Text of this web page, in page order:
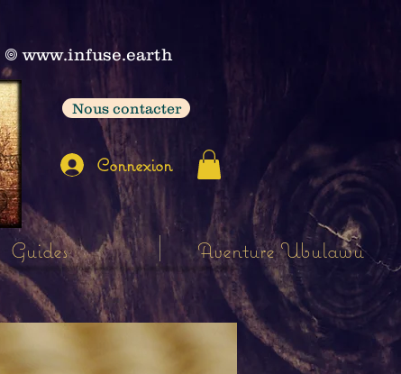
𖣠 www.infuse.earth
Nous contacter
Connexion
Guides Aventure Ubulawu